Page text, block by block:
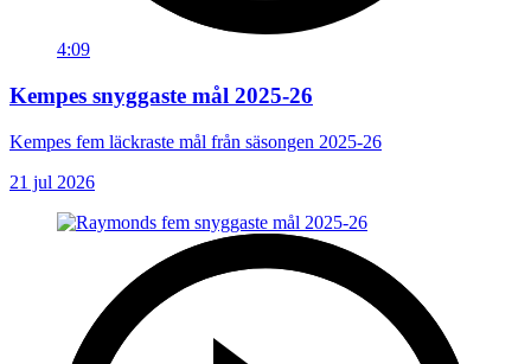
4:09
Kempes snyggaste mål 2025-26
Kempes fem läckraste mål från säsongen 2025-26
21 jul 2026